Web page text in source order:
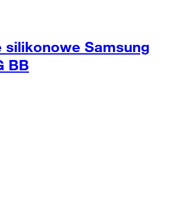
silikonowe Samsung
BB